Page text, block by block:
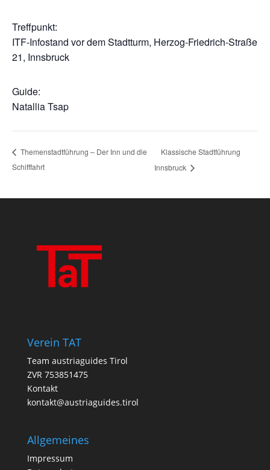
Treffpunkt:
ITF-Infostand vor dem Stadtturm, Herzog-Friedrich-Straße
21, Innsbruck
Guide:
Natallia Tsap
Themenstadtführung – Der Inn und die
Schifffahrt
Klassische Stadtführung
Innsbruck
Verein TAT
Team austriaguides Tirol
ZVR 753851475
Kontakt
kontakt@austriaguides.tirol
Allgemeines
Impressum